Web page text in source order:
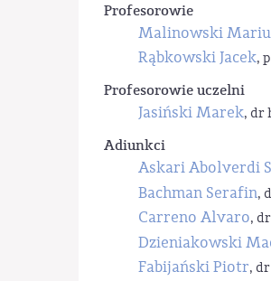
Profesorowie
Malinowski
Rąbkowski Jacek,
Profesorowie uczelni
Jasiński Marek, dr
Adiunkci
Askari Abolverdi
Bachman Serafin,
Carreno Alvaro,
Dzieniakowski
Fabijański Piotr,